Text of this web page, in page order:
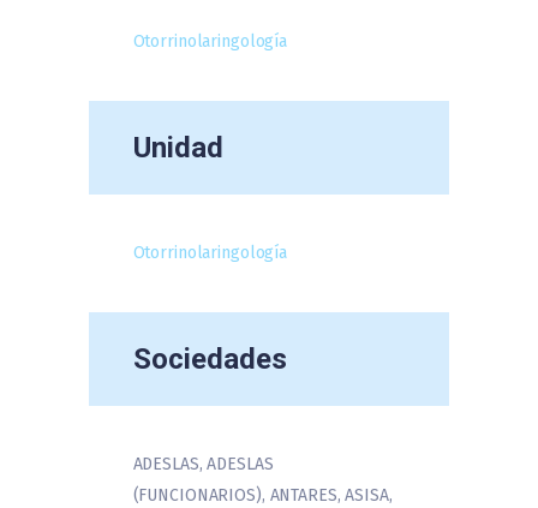
Otorrinolaringología
Unidad
Otorrinolaringología
Sociedades
ADESLAS, ADESLAS
(FUNCIONARIOS), ANTARES, ASISA,